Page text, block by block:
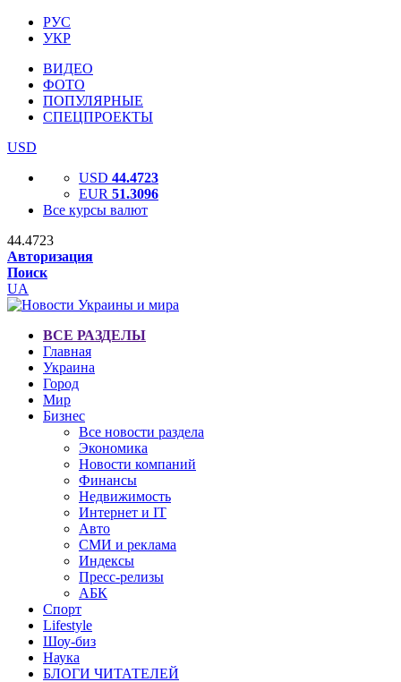
РУС
УКР
ВИДЕО
ФОТО
ПОПУЛЯРНЫЕ
СПЕЦПРОЕКТЫ
USD
USD 44.4723
EUR 51.3096
Все курсы валют
44.4723
Авторизация
Поиск
UA
ВСЕ РАЗДЕЛЫ
Главная
Украина
Город
Мир
Бизнес
Все новости раздела
Экономика
Новости компаний
Финансы
Недвижимость
Интернет и IT
Авто
СМИ и реклама
Индексы
Пресс-релизы
АБК
Спорт
Lifestyle
Шоу-биз
Наука
БЛОГИ ЧИТАТЕЛЕЙ